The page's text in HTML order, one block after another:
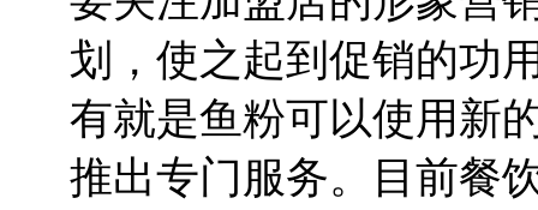
划，使之起到促销的功
有就是鱼粉可以使用新
推出专门服务。目前餐